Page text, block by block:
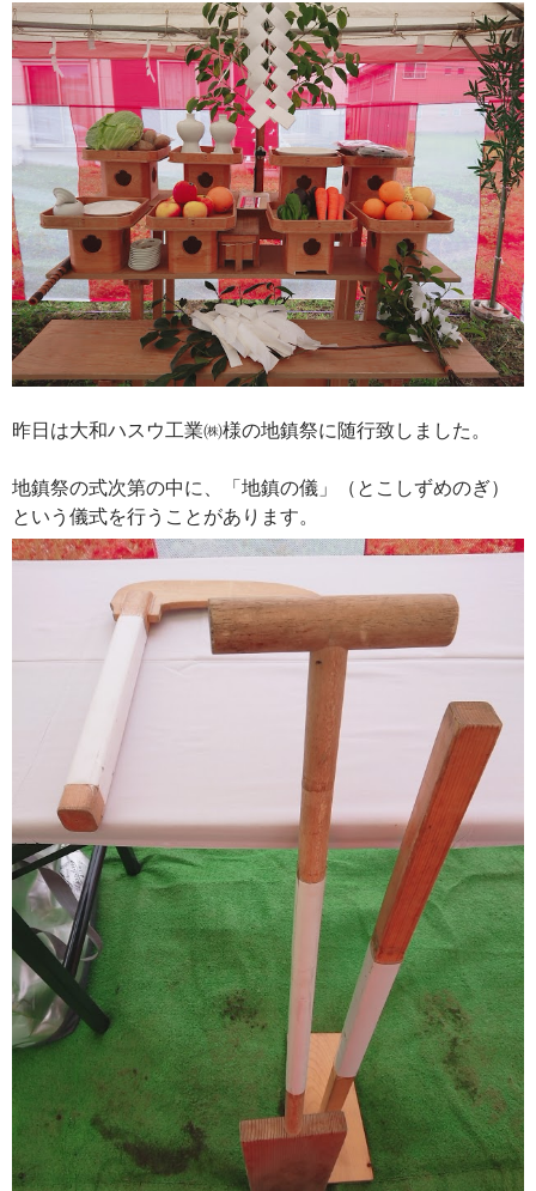
昨日は大和ハスウ工業㈱様の地鎮祭に随行致しました。
地鎮祭の式次第の中に、「地鎮の儀」（とこしずめのぎ）
という儀式を行うことがあります。